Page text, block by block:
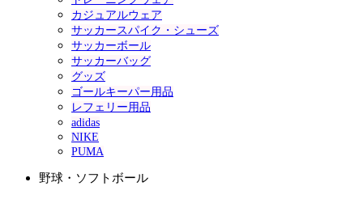
カジュアルウェア
サッカースパイク・シューズ
サッカーボール
サッカーバッグ
グッズ
ゴールキーパー用品
レフェリー用品
adidas
NIKE
PUMA
野球・ソフトボール